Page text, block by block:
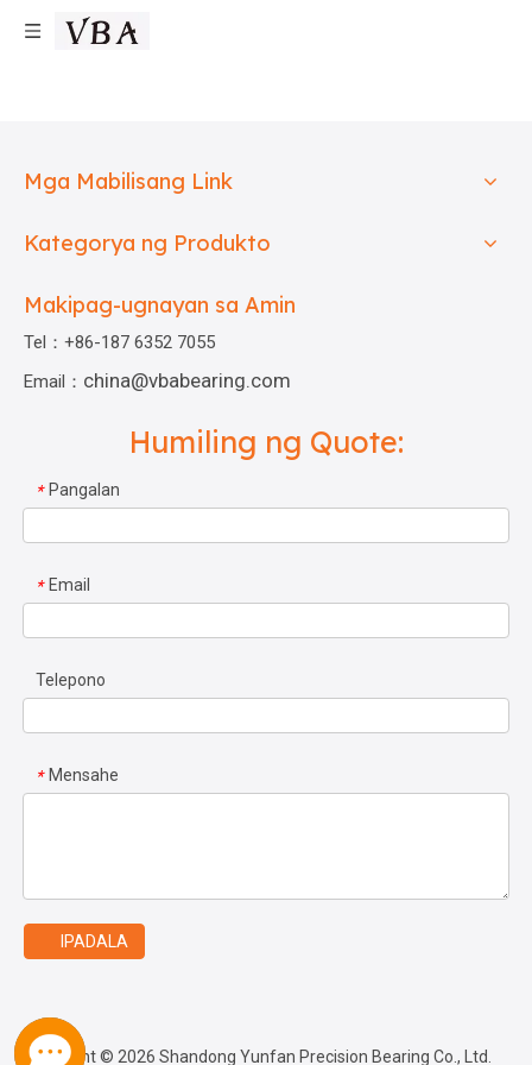
Mga Mabilisang Link
Kategorya ng Produkto
Makipag-ugnayan sa Amin
Tel：+86-187 6352 7055
Email： china@vbabearing.com
Humiling ng Quote:
* Pangalan
* Email
Telepono
* Mensahe
IPADALA
Copyright © 2026 Shandong Yunfan Precision Bearing Co., Ltd.